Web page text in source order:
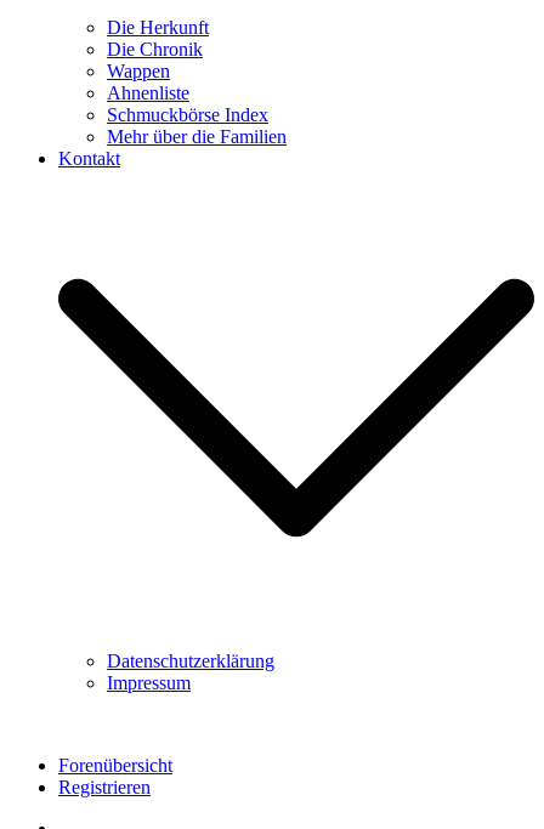
Die Herkunft
Die Chronik
Wappen
Ahnenliste
Schmuckbörse Index
Mehr über die Familien
Kontakt
Datenschutzerklärung
Impressum
Forenübersicht
Registrieren